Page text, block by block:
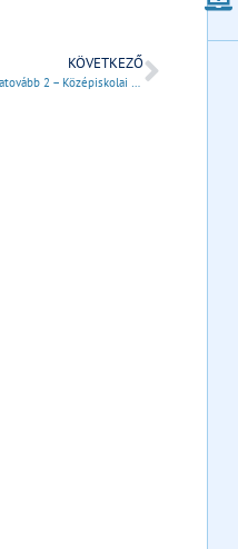
KÖVETKEZŐ
Hovatovább 2 – Középiskolai Felvételi Expon.